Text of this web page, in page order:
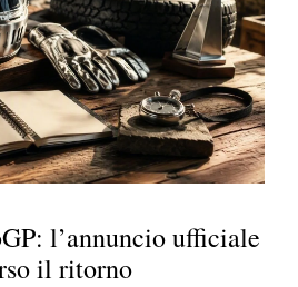
l’annuncio ufficiale
il ritorno